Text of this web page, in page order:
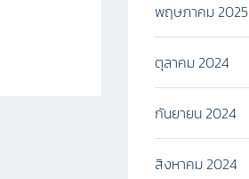
พฤษภาคม 2025
ตุลาคม 2024
กันยายน 2024
สิงหาคม 2024